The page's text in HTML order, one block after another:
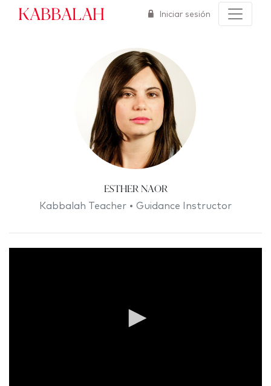
Kabbalah Iniciar sesión
Esther Naor
Kabbalah Teacher • Guidance Instructor